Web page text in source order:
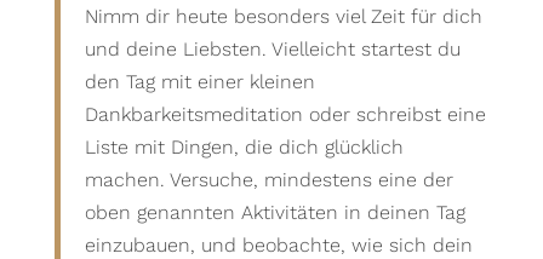
Nimm dir heute besonders viel Zeit für dich
und deine Liebsten. Vielleicht startest du
den Tag mit einer kleinen
Dankbarkeitsmeditation oder schreibst eine
Liste mit Dingen, die dich glücklich
machen. Versuche, mindestens eine der
oben genannten Aktivitäten in deinen Tag
einzubauen, und beobachte, wie sich dein